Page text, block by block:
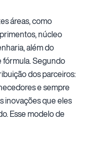
áreas, como
núcleo
além do
Segundo
dos parceiros:
e sempre
inovações que eles
Esse modelo de